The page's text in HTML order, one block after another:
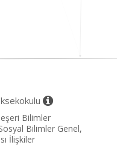
Bilimler
Bilimler Genel,
İlişkiler